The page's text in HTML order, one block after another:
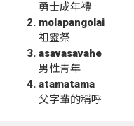
勇士成年禮
molapangolai
祖靈祭
asavasavahe
男性青年
atamatama
父字輩的稱呼